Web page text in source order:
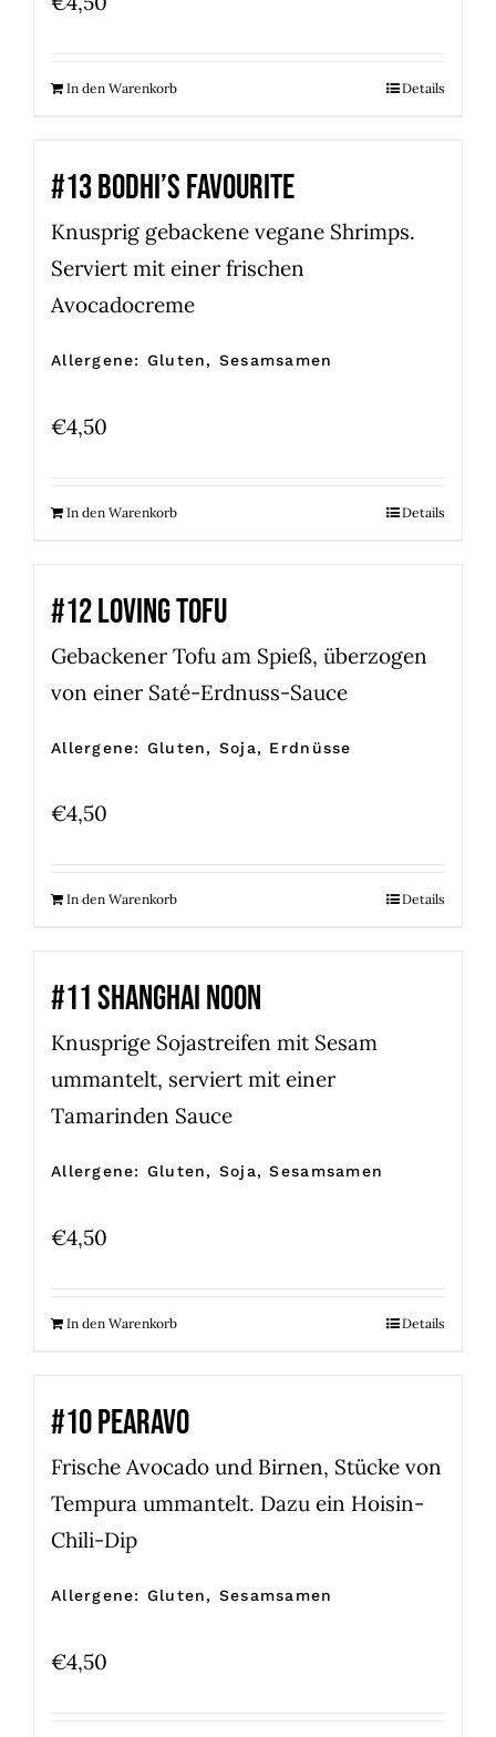
In den Warenkorb Details
#13 BODHI’S FAVOURITE
Knusprig gebackene vegane Shrimps.
Serviert mit einer frischen
Avocadocreme
Allergene: Gluten, Sesamsamen
€4,50
In den Warenkorb Details
#12 LOVING TOFU
Gebackener Tofu am Spieß, überzogen
von einer Saté-Erdnuss-Sauce
Allergene: Gluten, Soja, Erdnüsse
€4,50
In den Warenkorb Details
#11 SHANGHAI NOON
Knusprige Sojastreifen mit Sesam
ummantelt, serviert mit einer
Tamarinden Sauce
Allergene: Gluten, Soja, Sesamsamen
€4,50
In den Warenkorb Details
#10 PEARAVO
Frische Avocado und Birnen, Stücke von
Tempura ummantelt. Dazu ein Hoisin-
Chili-Dip
Allergene: Gluten, Sesamsamen
€4,50